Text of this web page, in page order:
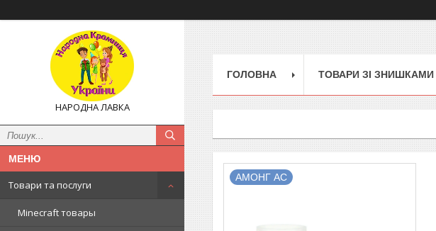
НАРОДНА ЛАВКА
Товари та послуги
Minecraft товары
ГОЛОВНА ТОВАРИ ЗІ ЗНИШКАМИ
АМОНГ АС